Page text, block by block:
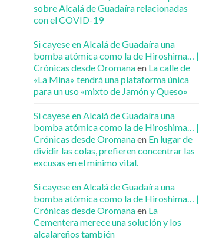
sobre Alcalá de Guadaíra relacionadas
con el COVID-19
Si cayese en Alcalá de Guadaíra una
bomba atómica como la de Hiroshima… |
Crónicas desde Oromanaen La calle de
«La Mina» tendrá una plataforma única
para un uso «mixto de Jamón y Queso»
Si cayese en Alcalá de Guadaíra una
bomba atómica como la de Hiroshima… |
Crónicas desde Oromanaen En lugar de
dividir las colas, prefieren concentrar las
excusas en el mínimo vital.
Si cayese en Alcalá de Guadaíra una
bomba atómica como la de Hiroshima… |
Crónicas desde Oromanaen La
Cementera merece una solución y los
alcalareños también